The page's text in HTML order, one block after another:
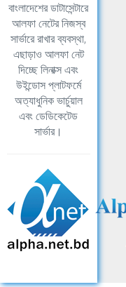
বাংলাদেশের ডাটাসেন্টারে
আলফা নেটের নিজস্ব
সার্ভারে রাখার ব্যবস্থা,
এছাড়াও আলফা নেট
দিচ্ছে লিনাক্স এবং
উইন্ডোস প্লাটফর্মে
অত্যাধুনিক ভার্চুয়াল
এবং ডেডিকেটেড
সার্ভার।